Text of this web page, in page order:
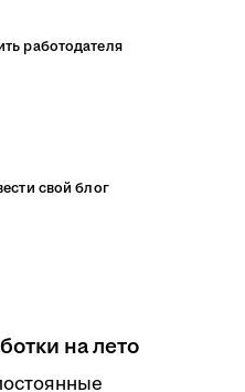
работодателя
свой блог
на лето